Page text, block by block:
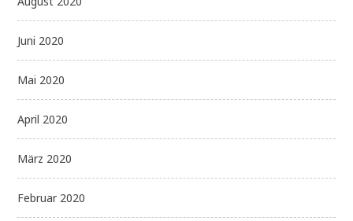
Juni 2020
Mai 2020
April 2020
März 2020
Februar 2020